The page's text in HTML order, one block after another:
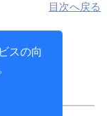
スの向
目次へ戻る